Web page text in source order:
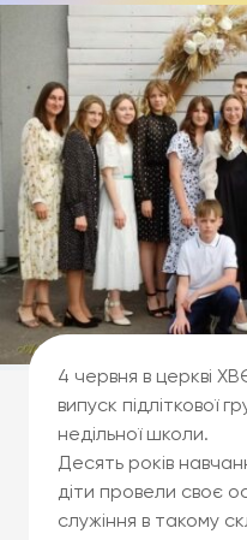
4 червня в церкві
випуск підліткової
недільної школи.
Десять років
діти провели своє
служіння в такому